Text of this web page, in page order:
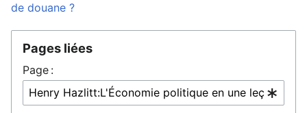
de douane ?
Pages liées
Page :